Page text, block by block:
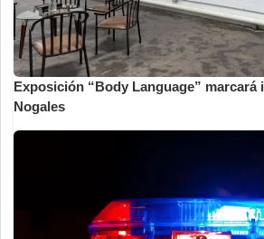
Exposición “Body Language” marcará
Nogales